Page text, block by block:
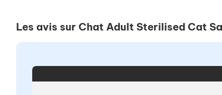
Les avis sur Chat Adult Sterilised Cat